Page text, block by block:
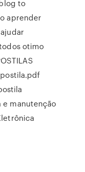
to
aprender
otimo
manutenção